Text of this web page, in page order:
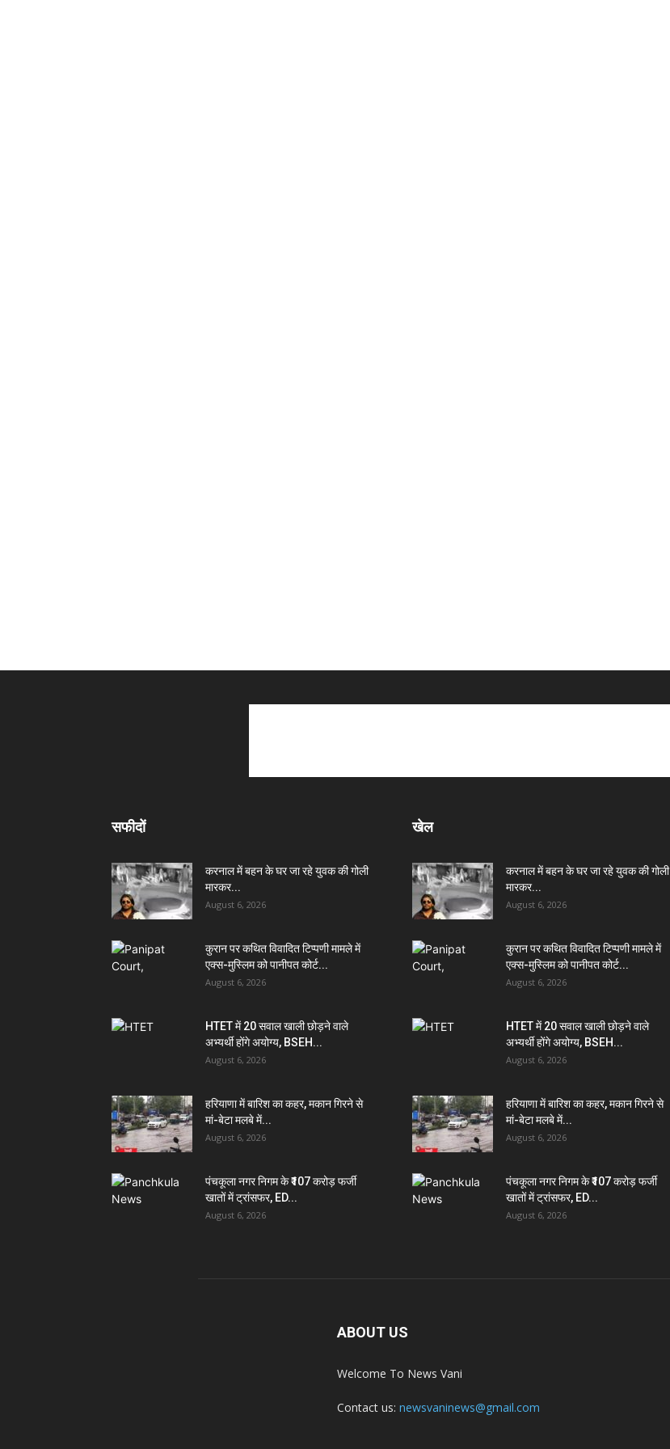
सफीदों
करनाल में बहन के घर जा रहे युवक की गोली
मारकर...
August 6, 2026
कुरान पर कथित विवादित टिप्पणी मामले में
एक्स-मुस्लिम को पानीपत कोर्ट...
August 6, 2026
HTET में 20 सवाल खाली छोड़ने वाले
अभ्यर्थी होंगे अयोग्य, BSEH...
August 6, 2026
हरियाणा में बारिश का कहर, मकान गिरने से
मां-बेटा मलबे में...
August 6, 2026
पंचकूला नगर निगम के ₹107 करोड़ फर्जी
खातों में ट्रांसफर, ED...
August 6, 2026
खेल
करनाल में बहन के घर जा रहे युवक की गोली
मारकर...
August 6, 2026
कुरान पर कथित विवादित टिप्पणी मामले में
एक्स-मुस्लिम को पानीपत कोर्ट...
August 6, 2026
HTET में 20 सवाल खाली छोड़ने वाले
अभ्यर्थी होंगे अयोग्य, BSEH...
August 6, 2026
हरियाणा में बारिश का कहर, मकान गिरने से
मां-बेटा मलबे में...
August 6, 2026
पंचकूला नगर निगम के ₹107 करोड़ फर्जी
खातों में ट्रांसफर, ED...
August 6, 2026
ABOUT US
Welcome To News Vani
Contact us: newsvaninews@gmail.com